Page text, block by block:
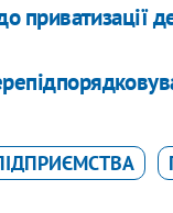
приватизації